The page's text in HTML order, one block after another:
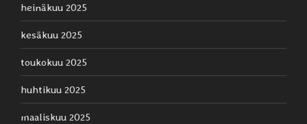
heinäkuu 2025
kesäkuu 2025
toukokuu 2025
huhtikuu 2025
maaliskuu 2025